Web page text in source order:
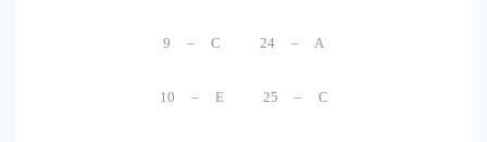
9 – C 24 – A
10 – E 25 – C